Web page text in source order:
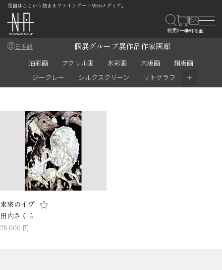
発信はここから始まるファインアートWebメディア。
日本語 個展グループ展作品作家画廊
油彩画 アクリル画 水彩画 木版画
銅版画
ジークレー
シルクスクリーン リトグラフ ＋
未來のイヴ
田内さくら
28,000 円